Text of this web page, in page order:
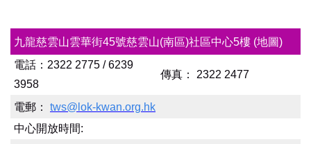
九龍慈雲山雲華街45號慈雲山(南區)社區中心5樓 (地圖)
電話：2322 2775 / 6239
3958
傳真： 2322 2477
電郵： tws@lok-kwan.org.hk
中心開放時間: